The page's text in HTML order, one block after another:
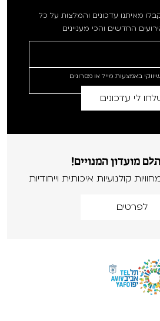
מאיתנו עדכונים והמלצות על כל
החדשים והכי מעניינים
באמצעות מייל או מסרונים
מועדון המנויים!
קולנועיות איכותית וייחודיות
לפרטים